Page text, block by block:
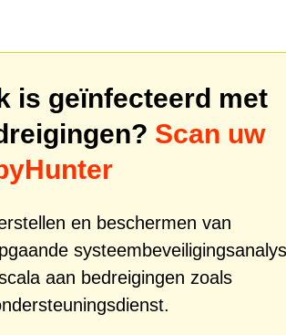
is geïnfecteerd met
Scan uw
en beschermen van
aan bedreigingen zoals